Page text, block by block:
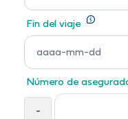
Fin del viaje
Número de
-